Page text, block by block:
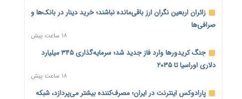
زائران اربعین نگران ارز باقی‌مانده نباشند؛ خرید دینار در بانک‌ها و
صرافی‌ها
۱۸ ساعت پیش
جنگ کریدورها وارد فاز جدید شد؛ سرمایه‌گذاری ۳۴۵ میلیارد
دلاری اوراسیا تا ۲۰۳۵
۱۸ ساعت پیش
پارادوکس اینترنت در ایران؛ مصرف‌کننده بیشتر می‌پردازد، شبکه